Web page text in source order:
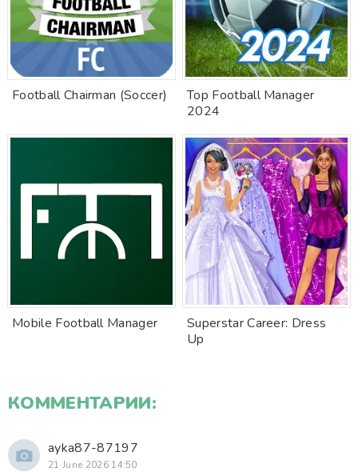
Football Chairman (Soccer)
Top Football Manager
2024
Mobile Football Manager
Superstar Career: Dress
Up
КОММЕНТАРИИ:
ayka87-87197
21 June 2026 14:50